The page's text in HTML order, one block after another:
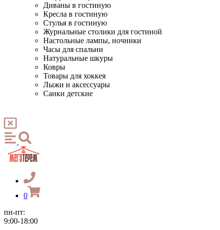
Диваны в гостиную
Кресла в гостиную
Стулья в гостиную
Журнальные столики для гостиной
Настольные лампы, ночники
Часы для спальни
Натуральные шкуры
Ковры
Товары для хоккея
Лыжи и аксессуары
Санки детские
0
пн-пт:
9:00-18:00